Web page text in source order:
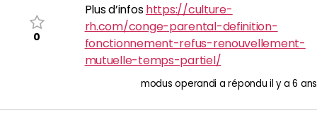
0
Plus d’infoshttps://culture-
rh.com/conge-parental-definition-
fonctionnement-refus-renouvellement-
mutuelle-temps-partiel/
modus operandi a réponduil y a 6 ans